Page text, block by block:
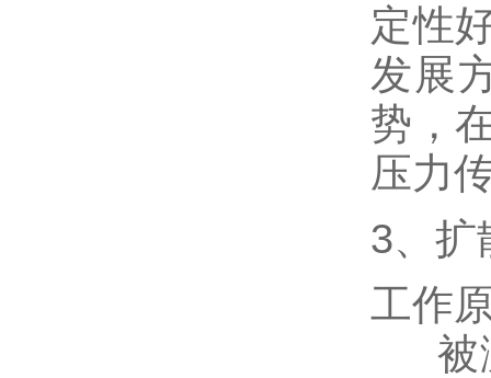
定性
发展
势，
压力
3、扩
工作
被